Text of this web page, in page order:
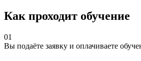
Как проходит обучение
01
Вы подаёте заявку и оплачиваете